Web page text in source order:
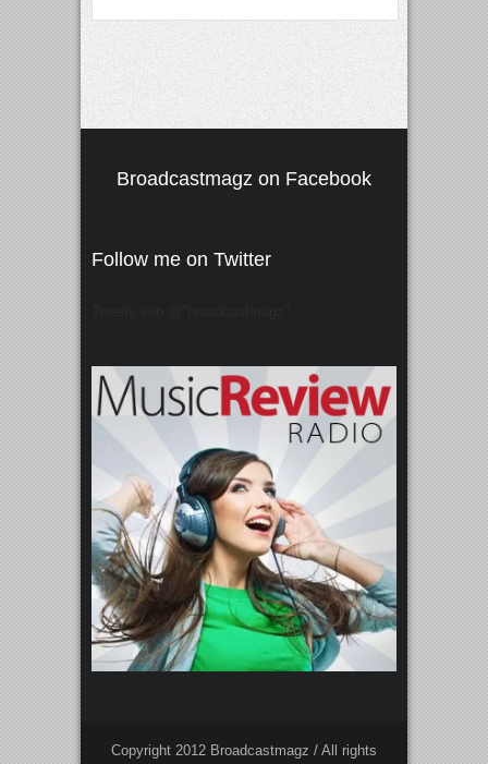
Broadcastmagz on Facebook
Follow me on Twitter
Copyright 2012 Broadcastmagz / All rights